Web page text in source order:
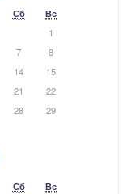
Сб
Вс
1
7
8
14
15
21
22
28
29
Сб
Вс